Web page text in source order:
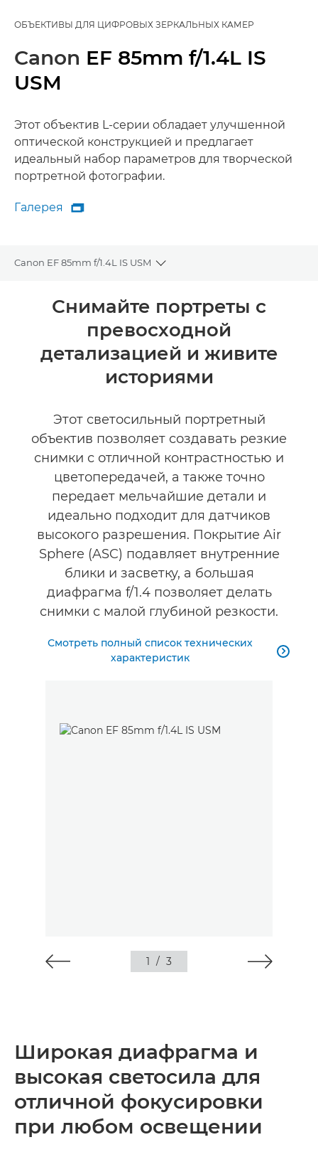
ОБЪЕКТИВЫ ДЛЯ ЦИФРОВЫХ ЗЕРКАЛЬНЫХ КАМЕР
Canon EF 85mm f/1.4L IS
USM
Этот объектив L-серии обладает улучшенной
оптической конструкцией и предлагает
идеальный набор параметров для творческой
портретной фотографии.
Галерея
Галерея

Canon EF 85mm f/1.4L IS USM
Toggle breadcrumbs
Общая информация
Технические характеристики
Снимайте портреты с
превосходной
детализацией и живите
историями
Этот светосильный портретный
объектив позволяет создавать резкие
снимки с отличной контрастностью и
цветопередачей, а также точно
передает мельчайшие детали и
идеально подходит для датчиков
высокого разрешения. Покрытие Air
Sphere (ASC) подавляет внутренние
блики и засветку, а большая
диафрагма f/1.4 позволяет делать
снимки с малой глубиной резкости.
Смотреть полный список технических
характеристик

1 / 3
Широкая диафрагма и
высокая светосила для
отличной фокусировки
при любом освещении